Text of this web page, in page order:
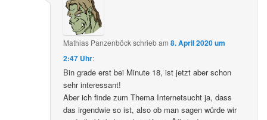
Mathias Panzenböckschriebam8. April 2020 um
2:47 Uhr:
Bin grade erst bei Minute 18, ist jetzt aber schon
sehr interessant!
Aber ich finde zum Thema Internetsucht ja, dass
das irgendwie so ist, also ob man sagen würde wir